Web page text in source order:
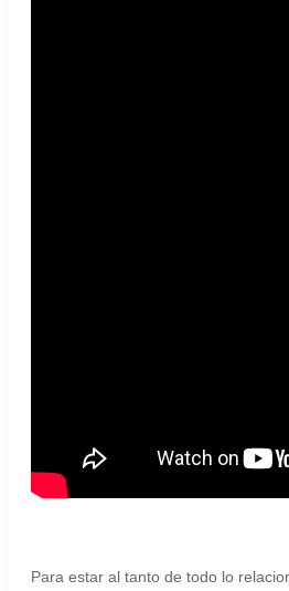
Para estar al tanto de todo lo